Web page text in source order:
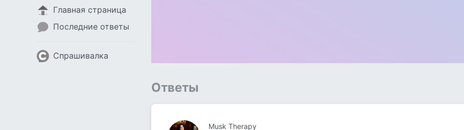
Главная страница
Последние ответы
Спрашивалка
Ответы
Musk Therapy